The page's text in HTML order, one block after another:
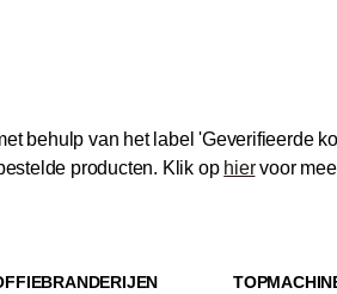
behulp van het label 'Geverifieerde
producten. Klik op hiervoor